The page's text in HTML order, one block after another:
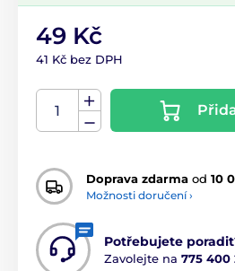
49 Kč
41 Kč bez DPH
Doprava zdarma od 10
Možnosti doručení ›
Potřebujete
Zavolejte na 775 400